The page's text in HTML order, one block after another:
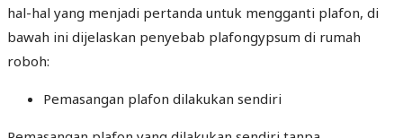
hal-hal yang menjadi pertanda untuk mengganti plafon, di
bawah ini dijelaskan penyebab plafongypsum di rumah
roboh:
Pemasangan plafon dilakukan sendiri